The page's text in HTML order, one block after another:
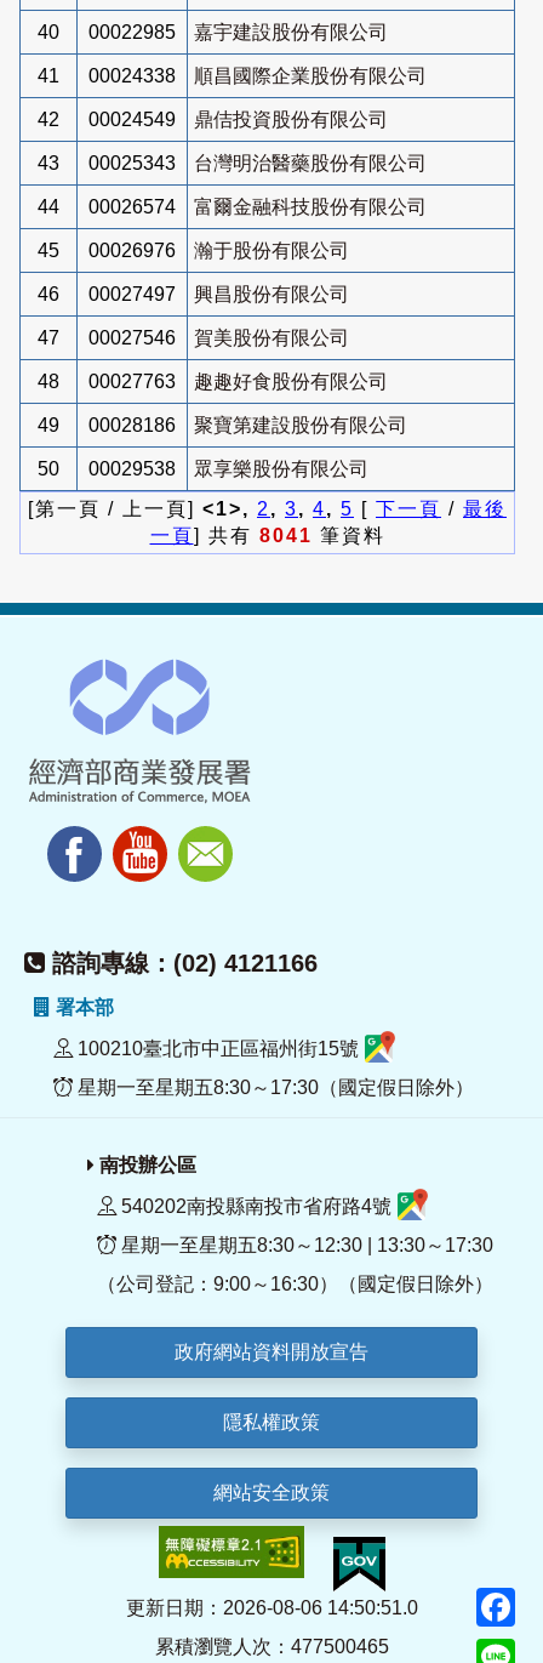
40 00022985 嘉宇建設股份有限公司
41 00024338 順昌國際企業股份有限公司
42 00024549 鼎佶投資股份有限公司
43 00025343 台灣明治醫藥股份有限公司
44 00026574 富爾金融科技股份有限公司
45 00026976 瀚于股份有限公司
46 00027497 興昌股份有限公司
47 00027546 賀美股份有限公司
48 00027763 趣趣好食股份有限公司
49 00028186 聚寶第建設股份有限公司
50 00029538
眾享樂股份有限公司
[第一頁 / 上一頁] <1>, 2 , 3, 4, 5 [ 下一頁 / 最後
一頁] 共有 8041 筆資料
諮詢專線：(02) 4121166
署本部
100210臺北市中正區福州街15號
星期一至星期五8:30～17:30（國定假日除外）
南投辦公區
540202南投縣南投市省府路4號
星期一至星期五8:30～12:30 | 13:30～17:30
（公司登記：9:00～16:30）（國定假日除外）
政府網站資料開放宣告
隱私權政策
網站安全政策
更新日期：2026-08-06 14:50:51.0
累積瀏覽人次：477500465